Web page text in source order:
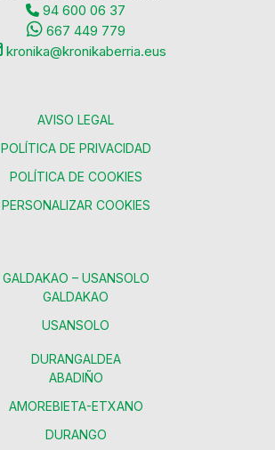
94 600 06 37
667 449 779
kronika@kronikaberria.eus
AVISO LEGAL
POLÍTICA DE PRIVACIDAD
POLÍTICA DE COOKIES
PERSONALIZAR COOKIES
GALDAKAO – USANSOLO
GALDAKAO
USANSOLO
DURANGALDEA
ABADIÑO
AMOREBIETA-ETXANO
DURANGO